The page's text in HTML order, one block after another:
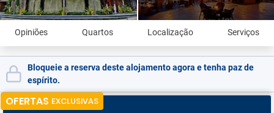
Opiniões Quartos Localização Serviços
Bloqueie a reserva deste alojamento agora e tenha paz de
espírito.
OFERTAS EXCLUSIVAS